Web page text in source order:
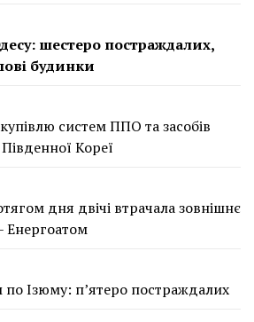
шестеро постраждалих,
будинки
систем ППО та засобів
Кореї
дня двічі втрачала зовнішнє
Енергоатом
Ізюму: п’ятеро постраждалих